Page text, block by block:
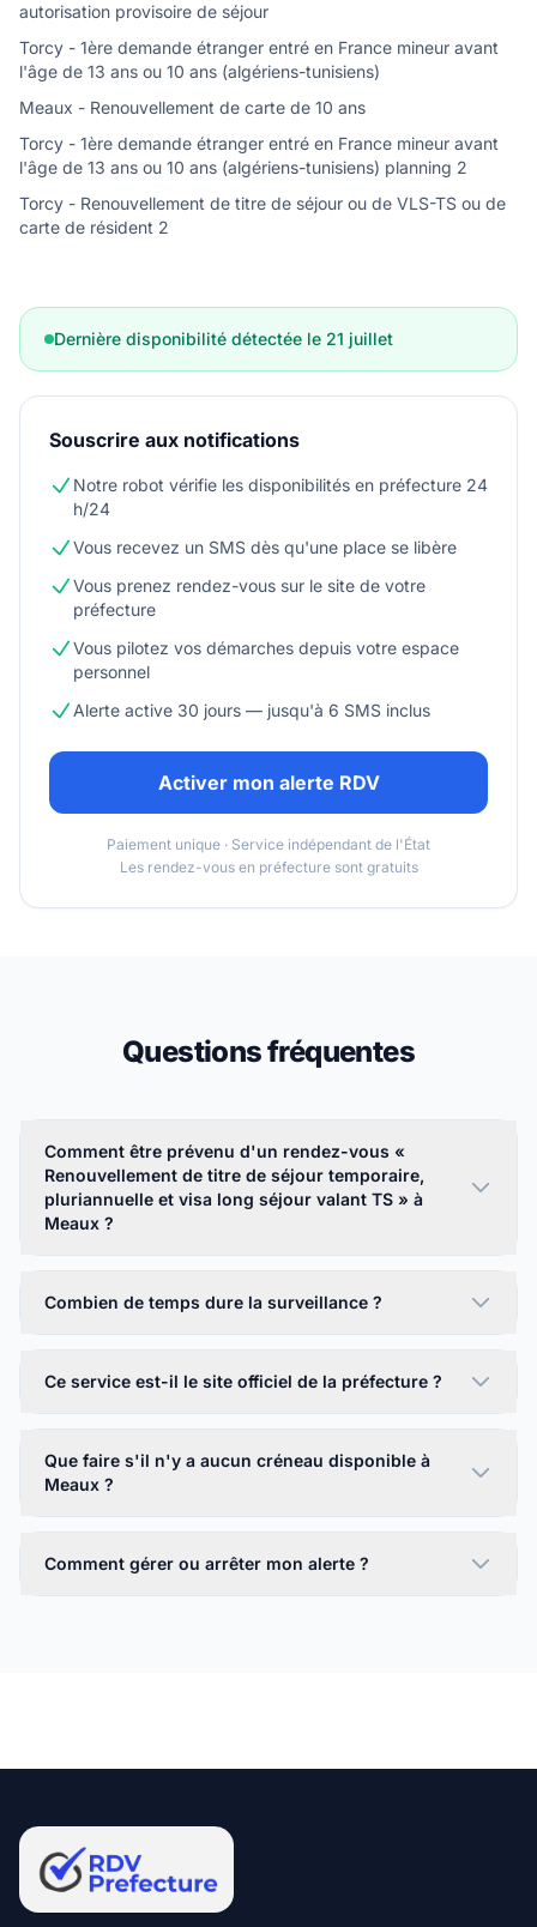
autorisation provisoire de séjour
Torcy - 1ère demande étranger entré en France mineur avant
l'âge de 13 ans ou 10 ans (algériens-tunisiens)
Meaux - Renouvellement de carte de 10 ans
Torcy - 1ère demande étranger entré en France mineur avant
l'âge de 13 ans ou 10 ans (algériens-tunisiens) planning 2
Torcy - Renouvellement de titre de séjour ou de VLS-TS ou de
carte de résident 2
Dernière disponibilité détectée le 21 juillet
Souscrire aux notifications
Notre robot vérifie les disponibilités en préfecture 24
h/24
Vous recevez un SMS dès qu'une place se libère
Vous prenez rendez-vous sur le site de votre
préfecture
Vous pilotez vos démarches depuis votre espace
personnel
Alerte active 30 jours — jusqu'à 6 SMS inclus
Activer mon alerte RDV
Paiement unique · Service indépendant de l'État
Les rendez-vous en préfecture sont gratuits
Questions fréquentes
Comment être prévenu d'un rendez-vous «
Renouvellement de titre de séjour temporaire,
pluriannuelle et visa long séjour valant TS » à
Meaux ?
Combien de temps dure la surveillance ?
Ce service est-il le site officiel de la préfecture ?
Que faire s'il n'y a aucun créneau disponible à
Meaux ?
Comment gérer ou arrêter mon alerte ?